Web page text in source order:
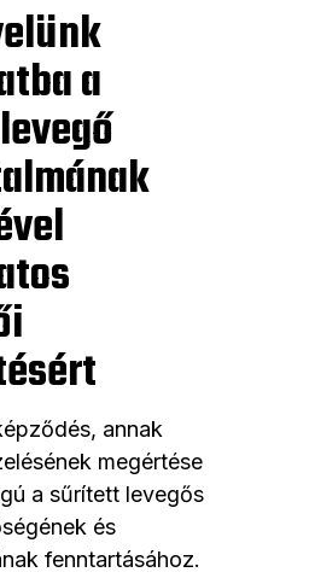
a
annak
megértése
a sűrített levegős
és
fenntartásához.